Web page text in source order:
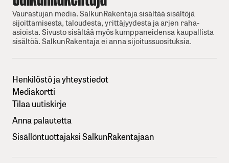
Vaurastujan media. SalkunRakentaja sisältää sisältöjä
sijoittamisesta, taloudesta, yrittäjyydesta ja arjen raha-
asioista. Sivusto sisältää myös kumppaneidensa kaupallista
sisältöä. SalkunRakentaja ei anna sijoitussuosituksia.
Henkilöstö ja yhteystiedot
Mediakortti
Tilaa uutiskirje
Anna palautetta
Sisällöntuottajaksi SalkunRakentajaan